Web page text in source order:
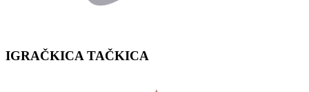
IGRAČKICA TAČKICA